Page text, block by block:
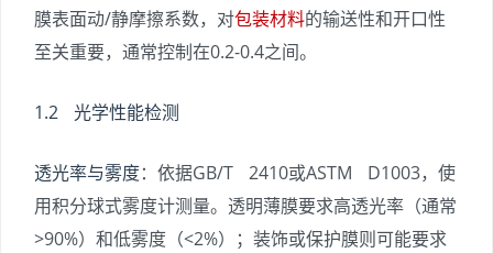
膜表面动/静摩擦系数，对包装材料的输送性和开口性
至关重要，通常控制在0.2-0.4之间。
1.2 光学性能检测
透光率与雾度：依据GB/T 2410或ASTM D1003，使
用积分球式雾度计测量。透明薄膜要求高透光率（通常
>90%）和低雾度（<2%）；装饰或保护膜则可能要求